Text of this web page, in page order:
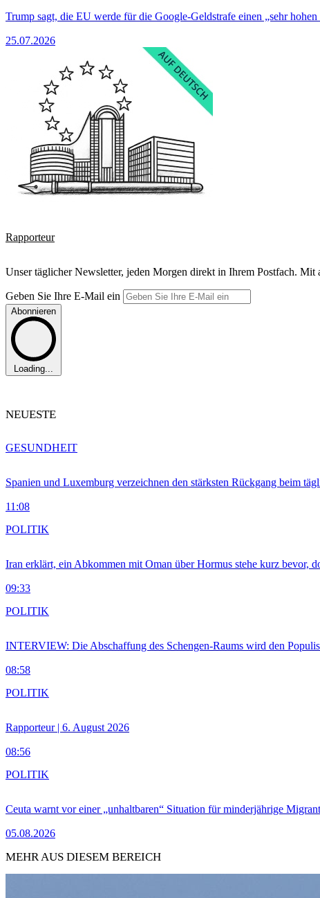
Trump sagt, die EU werde für die Google-Geldstrafe einen „sehr hohen
25.07.2026
Rapporteur
Unser täglicher Newsletter, jeden Morgen direkt in Ihrem Postfach.
Geben Sie Ihre E-Mail ein
Abonnieren
Loading...
NEUESTE
Spanien und Luxemburg verzeichnen den stärksten Rückgang beim
11:08
GESUNDHEIT
Iran erklärt, ein Abkommen mit Oman über Hormus stehe kurz bevor,
09:33
POLITIK
INTERVIEW: Die Abschaffung des Schengen-Raums wird den
08:58
POLITIK
Rapporteur | 6. August 2026
08:56
POLITIK
Ceuta warnt vor einer „unhaltbaren“ Situation für minderjährige
05.08.2026
POLITIK
MEHR AUS DIESEM BEREICH